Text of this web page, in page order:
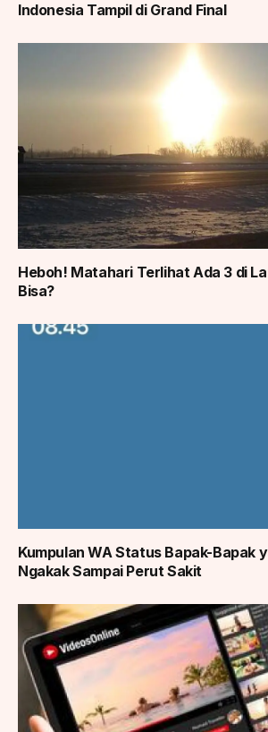
Indonesia Tampil di Grand Final
Heboh! Matahari Terlihat Ada 3 di
Bisa?
Kumpulan WA Status Bapak-Bapak
Ngakak Sampai Perut Sakit